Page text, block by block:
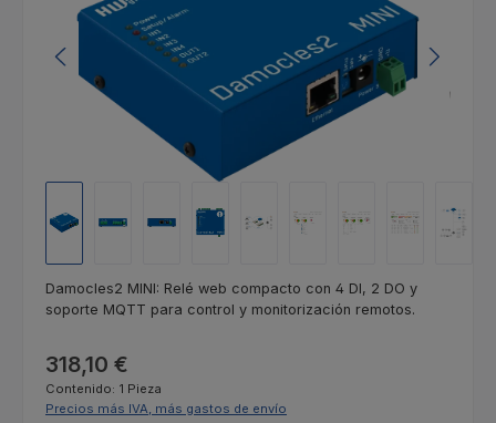
Damocles2 MINI: Relé web compacto con 4 DI, 2 DO y
soporte MQTT para control y monitorización remotos.
Precio normal:
318,10 €
Contenido: 1 Pieza
Precios más IVA, más gastos de envío